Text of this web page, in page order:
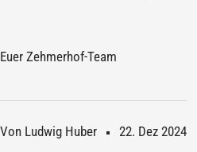
Von Ludwig Huber 22. Dez 2024
Euer Zehmerhof-Team